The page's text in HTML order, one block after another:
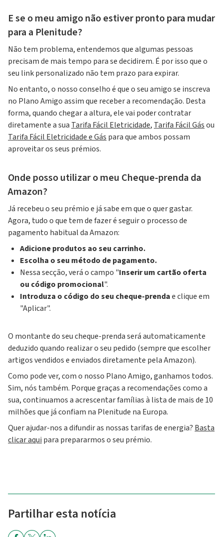
E se o meu amigo não estiver pronto para mudar
para a Plenitude?
Não tem problema, entendemos que algumas pessoas
precisam de mais tempo para se decidirem. É por isso que o
seu link personalizado não tem prazo para expirar.
No entanto, o nosso conselho é que o seu amigo se inscreva
no Plano Amigo assim que receber a recomendação. Desta
forma, quando chegar a altura, ele vai poder contratar
diretamente a sua Tarifa Fácil Eletricidade, Tarifa Fácil Gásou
Tarifa Fácil Eletricidade e Gás para que ambos possam
aproveitar os seus prémios.
Onde posso utilizar o meu Cheque-prenda da
Amazon?
Já recebeu o seu prémio e já sabe em que o quer gastar.
Agora, tudo o que tem de fazer é seguir o processo de
pagamento habitual da Amazon:
Adicione produtos ao seu carrinho.
Escolha o seu método de pagamento.
Nessa secção, verá o campo "Inserir um cartão oferta
ou código promocional".
Introduza o código do seu cheque-prendae clique em
"Aplicar".
O montante do seu cheque-prenda será automaticamente
deduzido quando realizar o seu pedido (sempre que escolher
artigos vendidos e enviados diretamente pela Amazon).
Como pode ver, com o nosso Plano Amigo, ganhamos todos.
Sim, nós também. Porque graças a recomendações como a
sua, continuamos a acrescentar famílias à lista de mais de 10
milhões que já confiam na Plenitude na Europa.
Quer ajudar-nos a difundir as nossas tarifas de energia? Basta
clicar aqui para prepararmos o seu prémio.
Partilhar esta notícia